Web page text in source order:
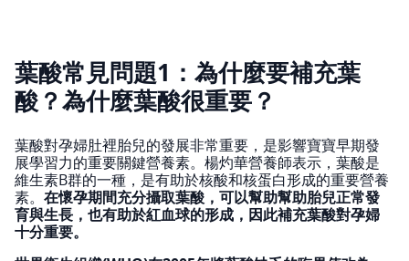
葉酸常見問題1：為什麼要補充葉
酸？為什麼葉酸很重要？
葉酸對孕婦肚裡胎兒的發展非常重要，是影響寶寶早期發
展學習力的重要關鍵營養素。楊灼華營養師表示，葉酸是
維生素B群的一種，是有助於核酸和核蛋白形成的重要營養
素。 在懷孕期間充分攝取葉酸，可以幫助幫助胎兒正常發
育與生長，也有助於紅血球的形成，因此補充葉酸對孕婦
十分重要。